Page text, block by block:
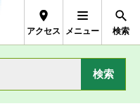
アクセス メニュー 検索